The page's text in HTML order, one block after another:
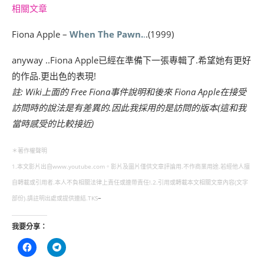
相關文章
Fiona Apple – When The Pawn...(1999)
anyway ..Fiona Apple已經在準備下一張專輯了.希望她有更好
的作品.更出色的表現!
註: Wiki上面的 Free Fiona事件說明和後來 Fiona Apple在接受
訪問時的說法是有差異的.因此我採用的是訪問的版本(這和我
當時感受的比較接近)
＊著作權聲明
1.本文影片出自www.youtube.com。影片及圖片僅供文章評論用.不作商業用途.若經他人擅
自轉載或引用者.本人不負相關法律上責任或連帶責任!.2.引用或轉載本文相關文章內容(文字
部份).請註明出處或提供連結.TKS~
我要分享：
按
一
按
一